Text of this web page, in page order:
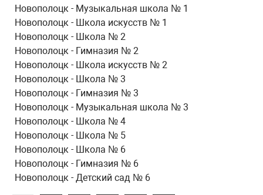
Новополоцк - Музыкальная школа № 1
Новополоцк - Школа искусств № 1
Новополоцк - Школа № 2
Новополоцк - Гимназия № 2
Новополоцк - Школа искусств № 2
Новополоцк - Школа № 3
Новополоцк - Гимназия № 3
Новополоцк - Музыкальная школа № 3
Новополоцк - Школа № 4
Новополоцк - Школа № 5
Новополоцк - Школа № 6
Новополоцк - Гимназия № 6
Новополоцк - Детский сад № 6